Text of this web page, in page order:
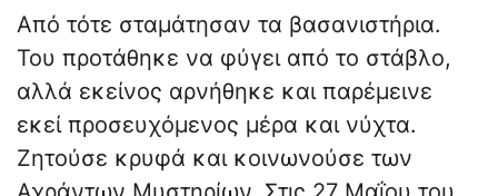
Από τότε σταμάτησαν τα βασανιστήρια.
Του προτάθηκε να φύγει από το στάβλο,
αλλά εκείνος αρνήθηκε και παρέμεινε
εκεί προσευχόμενος μέρα και νύχτα.
Ζητούσε κρυφά και κοινωνούσε των